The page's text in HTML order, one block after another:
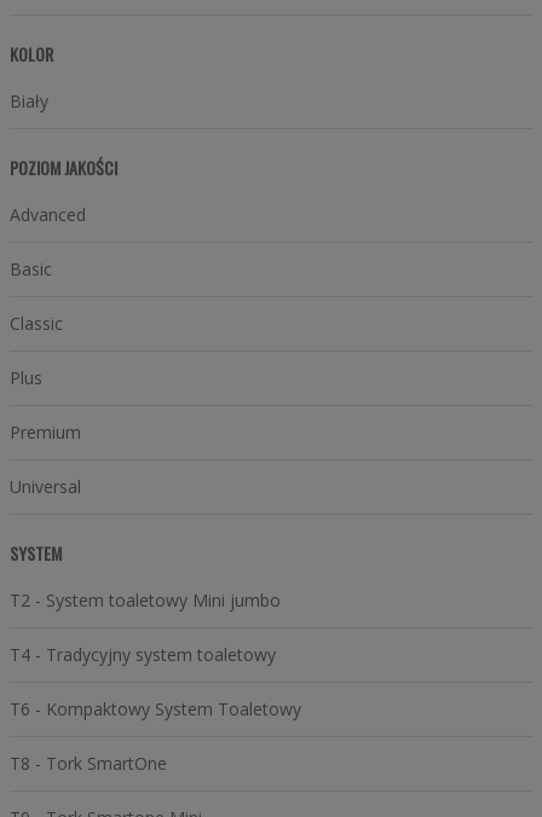
KOLOR
Biały
POZIOM JAKOŚCI
Advanced
Basic
Classic
Plus
Premium
Universal
SYSTEM
T2 - System toaletowy Mini jumbo
T4 - Tradycyjny system toaletowy
T6 - Kompaktowy System Toaletowy
T8 - Tork SmartOne